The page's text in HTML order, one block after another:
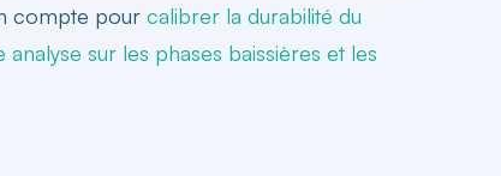
compte pour calibrer la durabilité du
analyse sur les phases baissières et les